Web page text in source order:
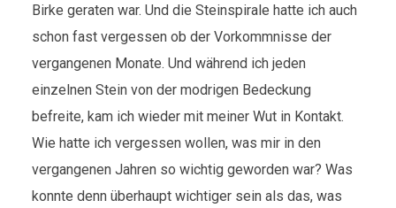
Birke geraten war. Und die Steinspirale hatte ich auch
schon fast vergessen ob der Vorkommnisse der
vergangenen Monate. Und während ich jeden
einzelnen Stein von der modrigen Bedeckung
befreite, kam ich wieder mit meiner Wut in Kontakt.
Wie hatte ich vergessen wollen, was mir in den
vergangenen Jahren so wichtig geworden war? Was
konnte denn überhaupt wichtiger sein als das, was